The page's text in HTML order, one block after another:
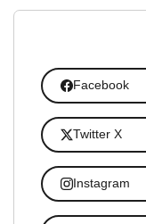
Facebook
Twitter X
Instagram